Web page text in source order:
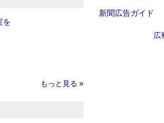
を
もっと見る »
新聞広告ガイド
広